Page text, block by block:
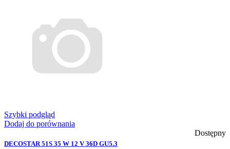
Szybki podgląd
Dodaj do porównania
Dostępny
DECOSTAR 51S 35 W 12 V 36D GU5.3